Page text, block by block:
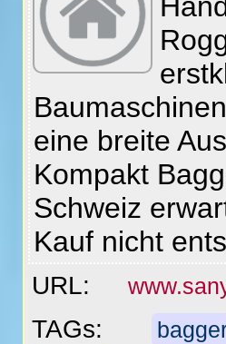
eine breite
Kompakt
Schweiz
Kauf nicht
URL:
TAGs: